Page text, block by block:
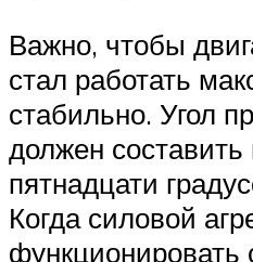
Важно, чтобы
стал работать
стабильно. Угол
должен
пятнадцати
Когда силовой
функционировать